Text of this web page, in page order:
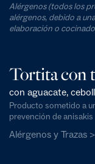
Alérgenos (todos los
alérgenos, debido a
elaboración o
Tortita con
con aguacate,
Producto sometido a
prevención de anisakis
Alérgenos y Trazas >